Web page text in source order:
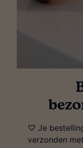
♡ Je
verzonden